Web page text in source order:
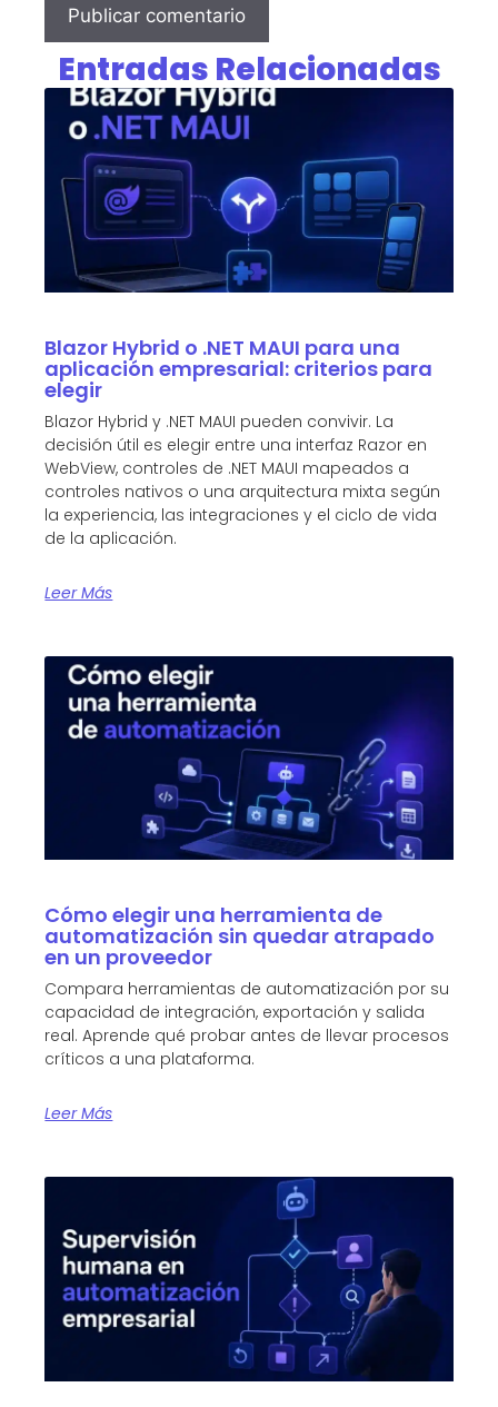
Entradas Relacionadas
Blazor Hybrid o .NET MAUI para una
aplicación empresarial: criterios para
elegir
Blazor Hybrid y .NET MAUI pueden convivir. La
decisión útil es elegir entre una interfaz Razor en
WebView, controles de .NET MAUI mapeados a
controles nativos o una arquitectura mixta según
la experiencia, las integraciones y el ciclo de vida
de la aplicación.
Leer Más
Cómo elegir una herramienta de
automatización sin quedar atrapado
en un proveedor
Compara herramientas de automatización por su
capacidad de integración, exportación y salida
real. Aprende qué probar antes de llevar procesos
críticos a una plataforma.
Leer Más